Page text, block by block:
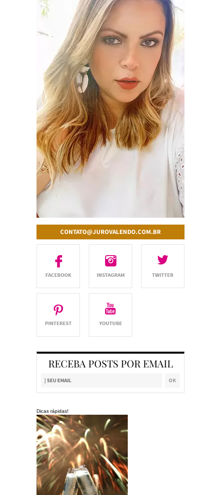
CONTATO@JUROVALENDO.COM.BR
RECEBA POSTS POR EMAIL
Dicas rápidas!